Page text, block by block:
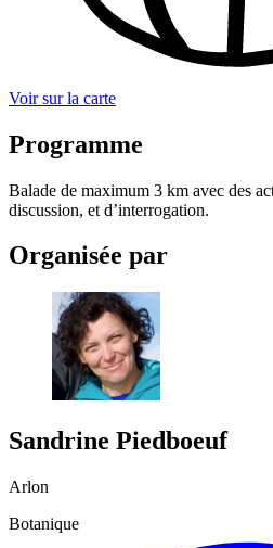
Voir sur la carte
Programme
Balade de maximum 3 km avec des
discussion, et d’interrogation.
Organisée par
Sandrine Piedboeuf
Arlon
Botanique